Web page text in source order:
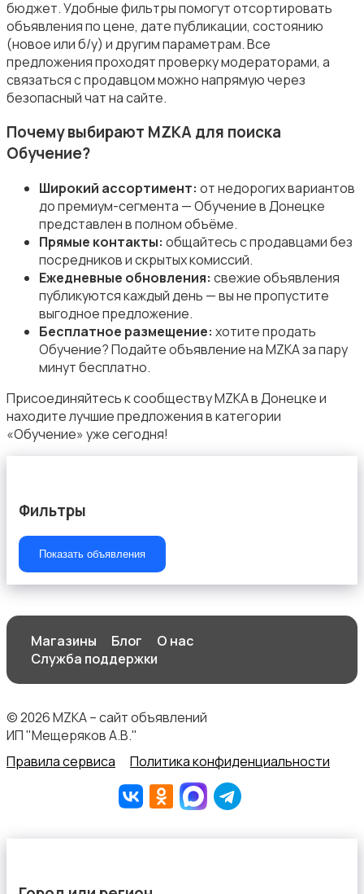
Организация праздников
Фото- и видеосъемка
Продукты питания
бюджет. Удобные фильтры помогут отсортировать
объявления по цене, дате публикации, состоянию
(новое или б/у) и другим параметрам. Все
предложения проходят проверку модераторами, а
связаться с продавцом можно напрямую через
безопасный чат на сайте.
Почему выбирают MZKA для поиска
Обучение?
Широкий ассортимент: от недорогих вариантов
до премиум-сегмента — Обучение в Донецке
представлен в полном объёме.
Прямые контакты: общайтесь с продавцами без
посредников и скрытых комиссий.
Ежедневные обновления: свежие объявления
публикуются каждый день — вы не пропустите
выгодное предложение.
Бесплатное размещение: хотите продать
Обучение? Подайте объявление на MZKA за пару
минут бесплатно.
Присоединяйтесь к сообществу MZKA в Донецке и
находите лучшие предложения в категории
«Обучение» уже сегодня!
Фильтры
Показать объявления
Магазины Блог
О нас
Служба поддержки
© 2026 MZKA – сайт объявлений
ИП "Мещеряков А.В."
Правила сервиса
Политика конфиденциальности